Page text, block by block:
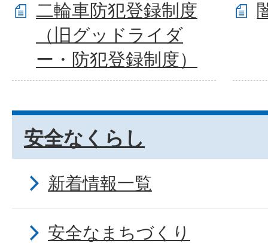
二輪車防犯登録制度
（旧グッドライダ
ー・防犯登録制度）
安全なくらし
新着情報一覧
安全なまちづくり